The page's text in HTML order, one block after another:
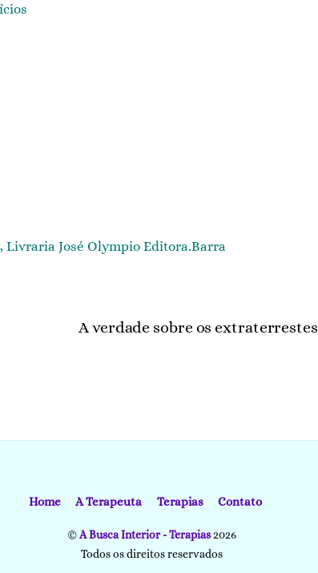
Livraria José Olympio Editora.Barra
A verdade sobre os extraterrestes
Home A Terapeuta Terapias Contato
©A Busca Interior - Terapias2026
Todos os direitos reservados